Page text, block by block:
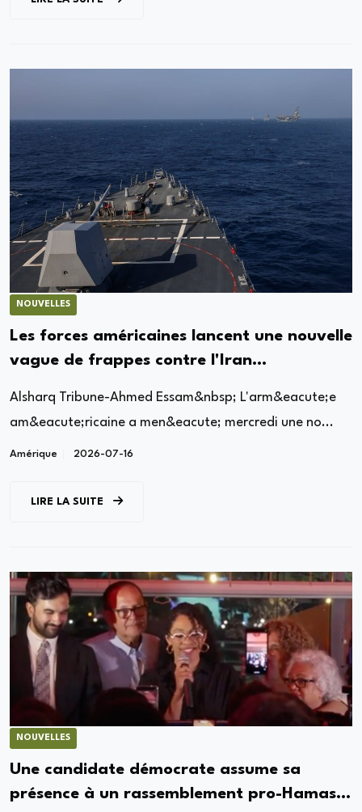
NOUVELLES
Les forces américaines lancent une nouvelle
vague de frappes contre l'Iran
Alsharq Tribune-Ahmed Essam&nbsp; L'arm&eacute;e
am&eacute;ricaine a men&eacute; mercredi une no...
Amérique 2026-07-16
LIRE LA SUITE
NOUVELLES
Une candidate démocrate assume sa
présence à un rassemblement pro-Hamas